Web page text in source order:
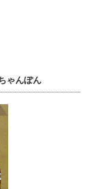
ゃんぽん